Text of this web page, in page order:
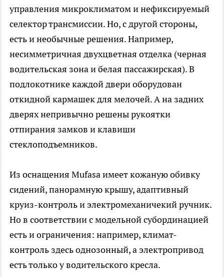
управления микроклиматом и нефиксируемый
селектор трансмиссии. Но, с другой стороны,
есть и необычные решения. Например,
несимметричная двухцветная отделка (черная
водительская зона и белая пассажирская). В
подлокотнике каждой двери оборудован
откидной кармашек для мелочей. А на задних
дверях непривычно решены рукоятки
отпирания замков и клавиши
стеклоподъемников.
Из оснащения Mufasa имеет кожаную обивку
сидений, панорамную крышу, адаптивный
круиз-контроль и электромеханичекий ручник.
Но в соответствии с модельной субординацией
есть и ограничения: например, климат-
контроль здесь однозонный, а электропривод
есть только у водительского кресла.